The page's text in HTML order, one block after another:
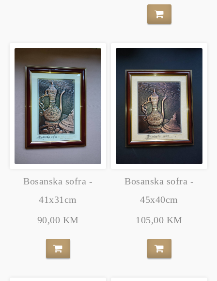
Bosanska sofra -
41x31cm
90,00 KM
Bosanska sofra -
45x40cm
105,00 KM